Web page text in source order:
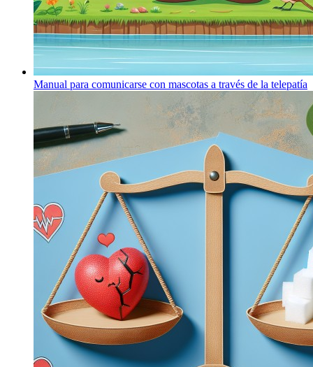
Manual para comunicarse con mascotas a través de la telepatía